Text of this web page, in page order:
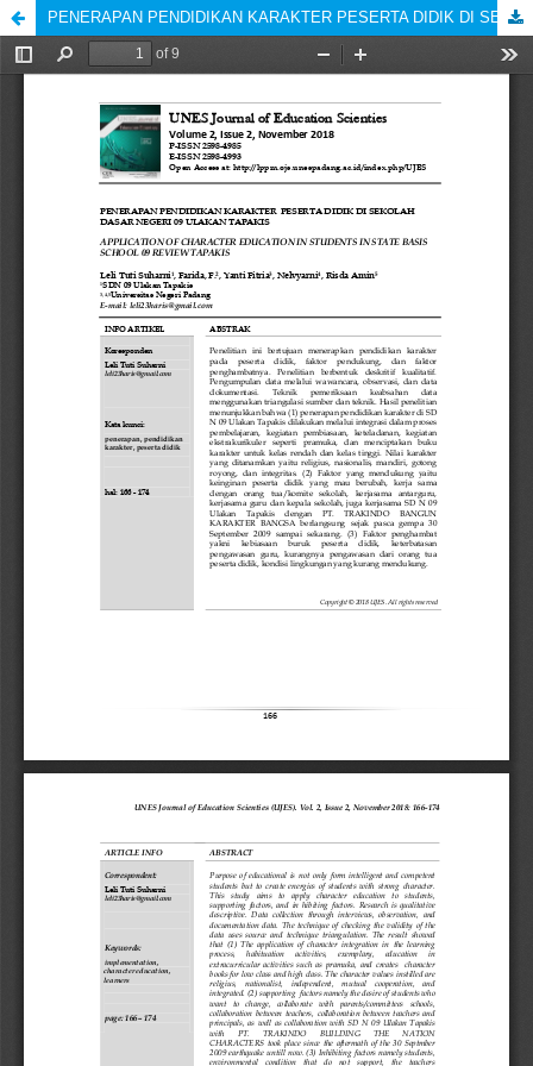
PENERAPAN PENDIDIKAN KARAKTER PESERTA DIDIK DI SEKOLAH DASAR NEGERI 09 ULAKAN TAPAKIS